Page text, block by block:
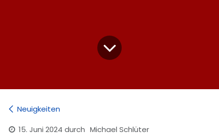
Neuigkeiten
15. Juni 2024 durch Michael Schlüter